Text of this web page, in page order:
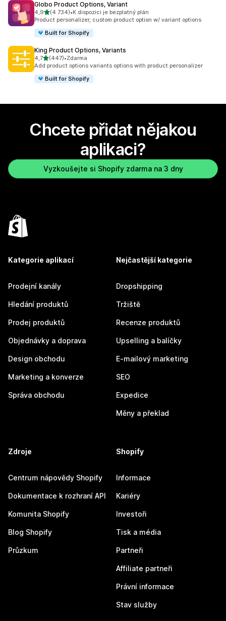
Globo Product Options, Variant
4,9z 5 hvězd
(4 734)
Celkový počet recenzí: 4734
•K dispozici je bezplatný plán
Product personalizer, custom product option w/ variant options
Built for Shopify
King Product Options, Variants
4,7z 5 hvězd
(447)
Celkový počet recenzí: 447
•Zdarma
Add product options variants options with product personalizer
Built for Shopify
Chcete přidat nějakou
aplikaci?
Vyzkoušejte si Shopify zdarma na 3 dny
Kategorie aplikací
Prodejní kanály
Hledání produktů
Prodej produktů
Objednávky a doprava
Design obchodu
Marketing a konverze
Správa obchodu
Nejčastější kategorie
Dropshipping
Tržiště
Recenze produktů
Upselling a balíčky
E-mailový marketing
SEO
Expedice
Měny a překlad
Zdroje
Centrum nápovědy Shopify
Dokumentace k rozhraní API
Komunita Shopify
Blog Shopify
Průzkum
Shopify
Informace
Kariéry
Investoři
Tisk a média
Partneři
Affiliate partneři
Právní informace
Stav služby